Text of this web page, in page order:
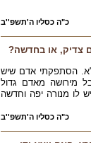
כ"ה כסליו ה'תשפ''ב
צדיק, או בחדשה?
הסתפקתי אדם שיש
מירושה מאדם גדול
לו מנורה יפה וחדשה
כ"ה כסליו ה'תשפ''ב